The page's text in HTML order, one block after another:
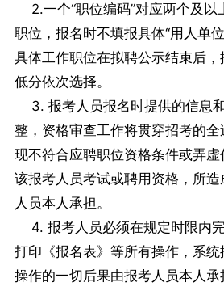
2.一个“职位编码”对应两个及以
职位，报名时不填报具体“用人单位
具体工作职位在拟聘公示结束后，
低分依次选择。
3. 报考人员报名时提供的信息
整，资格审查工作将贯穿招考的
现不符合应聘职位资格条件或弄
该报考人员考试或聘用资格，所
人员本人承担。
4. 报考人员必须在规定时限内完
打印《报名表》等所有操作，系
操作的一切后果由报考人员本人承